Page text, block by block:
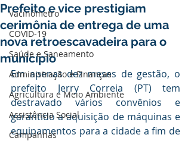
Vacinômetro
COVID-19
Saúde e Saneamento
Administração e Finanças
Agricultura e Meio Ambiente
Assistência Social
Campanhas
Prefeito e vice prestigiam
cerimônia de entrega de uma
nova retroescavadeira para o
município
Em apenas dez meses de gestão, o
prefeito Jerry Correia (PT) tem
destravado vários convênios e
garantido a aquisição de máquinas e
equipamentos para a cidade a fim de